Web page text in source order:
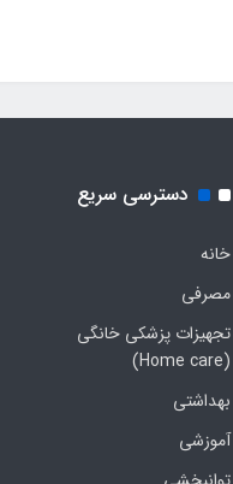
دسترسی سریع
خانه
مصرفی
تجهیزات پزشکی خانگی
(Home care)
بهداشتی
آموزشی